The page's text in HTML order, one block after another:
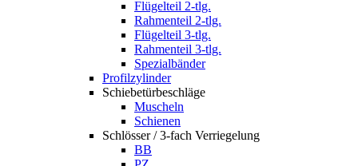
Flügelteil 2-tlg.
Rahmenteil 2-tlg.
Flügelteil 3-tlg.
Rahmenteil 3-tlg.
Spezialbänder
Profilzylinder
Schiebetürbeschläge
Muscheln
Schienen
Schlösser / 3-fach Verriegelung
BB